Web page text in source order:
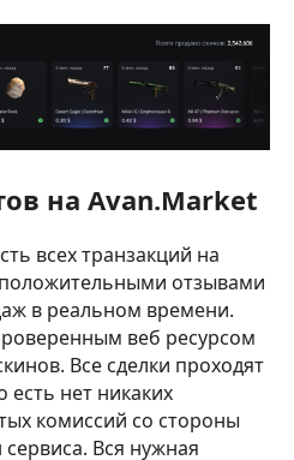
на Avan.Market
всех транзакций на
отзывами
в реальном времени.
веб ресурсом
Все сделки проходят
есть нет никаких
комиссий со стороны
Вся нужная